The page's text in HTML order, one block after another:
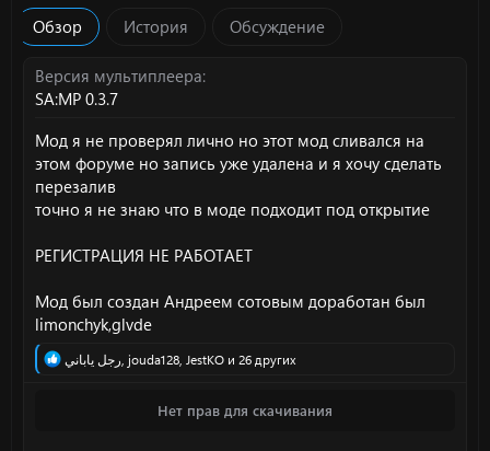
т
о
р
о
з
н
и
и
Обзор История Обсуждение
Версия мультиплеера
SA:MP 0.3.7
Мод я не проверял лично но этот мод сливался на
этом форуме но запись уже удалена и я хочу сделать
перезалив
точно я не знаю что в моде подходит под открытие
РЕГИСТРАЦИЯ НЕ РАБОТАЕТ
Мод был создан Андреем сотовым доработан был
limonchyk,glvde
Рرجل ياباني, jouda128, JestKO и 26 других
Нет прав для скачивания